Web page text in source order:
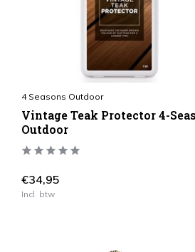
4 Seasons Outdoor
Vintage Teak Protector 4-
Outdoor
€34,95
Incl. btw